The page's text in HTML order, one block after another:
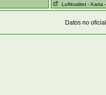
Luftkvalitet - Karta
Datos no